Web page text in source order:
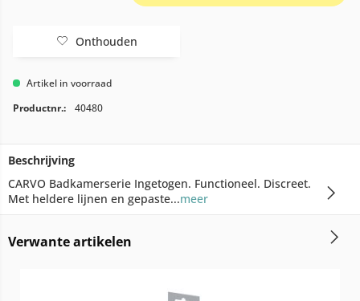
Onthouden
Artikel in voorraad
Productnr.:
40480
Beschrijving
CARVO Badkamerserie Ingetogen. Functioneel. Discreet.
Met heldere lijnen en gepaste...meer
Verwante artikelen